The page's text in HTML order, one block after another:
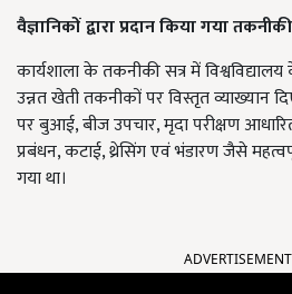
वैज्ञानिकों द्वारा प्रदान किया गया
कार्यशाला के तकनीकी सत्र में विश्वविद्यालय
उन्नत खेती तकनीकों पर विस्तृत व्याख्यान
पर बुआई, बीज उपचार, मृदा परीक्षण
प्रबंधन, कटाई, थ्रेसिंग एवं भंडारण जैसे
गया था।
ADVERTISEMENT